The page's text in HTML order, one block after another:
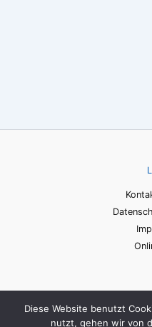
Diese Website benutzt
nutzt, gehen wir von